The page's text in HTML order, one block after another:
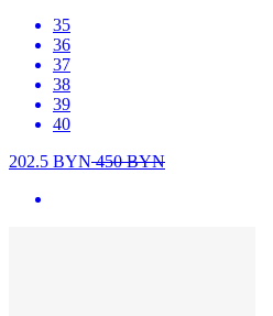
35
36
37
38
39
40
202.5 BYN450BYN